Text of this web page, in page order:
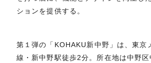
ションを提供する。
第１弾の「KOHAKU新中野」は、東京
線・新中野駅徒歩2分。所在地は中野